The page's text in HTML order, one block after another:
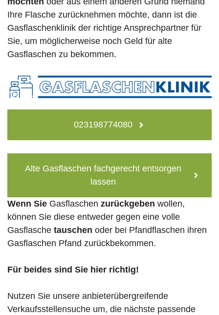
Ihre Flasche zurücknehmen möchte, dann ist die
Gasflaschenklinik der richtige Ansprechpartner für
Sie, um möglicherweise noch Geld für alte
Gasflaschen zu bekommen.
023198774080
Alte Gasflaschen fachgerecht entsorgen
lassen
Wenn Sie Gasflaschen zurückgeben wollen,
können Sie diese entweder gegen eine volle
Gasflasche tauschen oder bei Pfandflaschen ihren
Gasflaschen Pfand zurückbekommen.
Für beides sind Sie hier richtig!
Nutzen Sie unsere anbieterübergreifende
Verkaufsstellensuche um, die nächste passende